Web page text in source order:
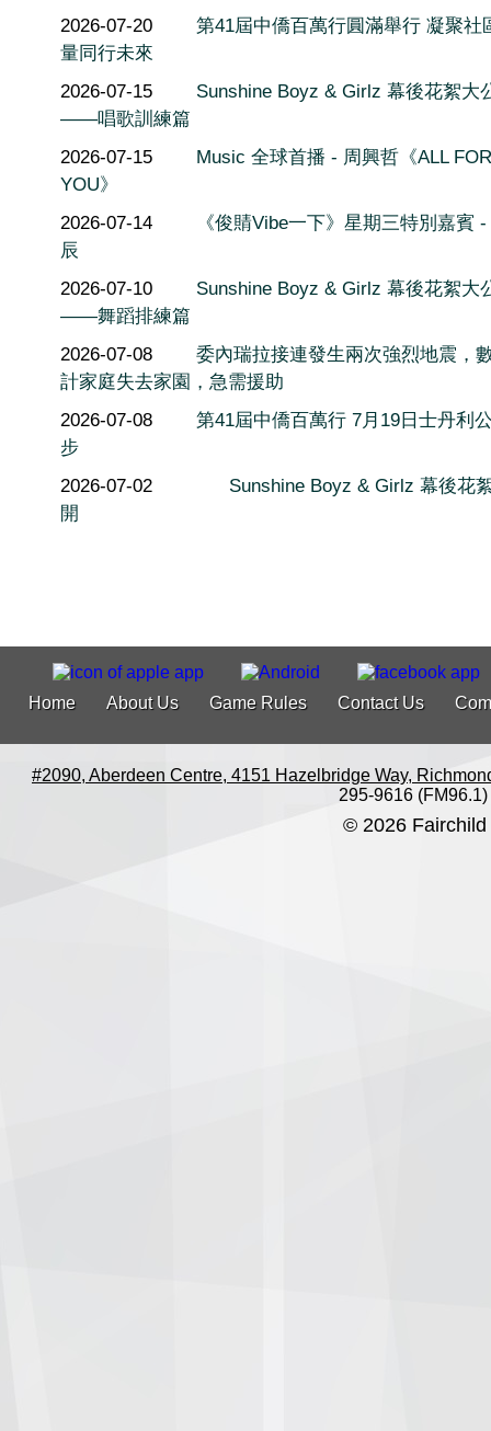
2026-07-20
第41屆中僑百萬行圓滿舉行 凝聚社
量同行未來
2026-07-15
Sunshine Boyz & Girlz 幕後花絮大
——唱歌訓練篇
2026-07-15
Music 全球首播 - 周興哲《ALL FOR
YOU》
2026-07-14
《俊䝼Vibe一下》星期三特別嘉賓
辰
2026-07-10
Sunshine Boyz & Girlz 幕後花絮大
——舞蹈排練篇
2026-07-08
委內瑞拉接連發生兩次強烈地震，
計家庭失去家園，急需援助
2026-07-08
第41屆中僑百萬行 7月19日士丹利
步
2026-07-02
Sunshine Boyz & Girlz 幕後花
開
Home About Us Game Rules Contact Us
#2090, Aberdeen Centre, 4151 Hazelbridge Way,
295-9616 (FM96.1)
© 2026 Fairchild